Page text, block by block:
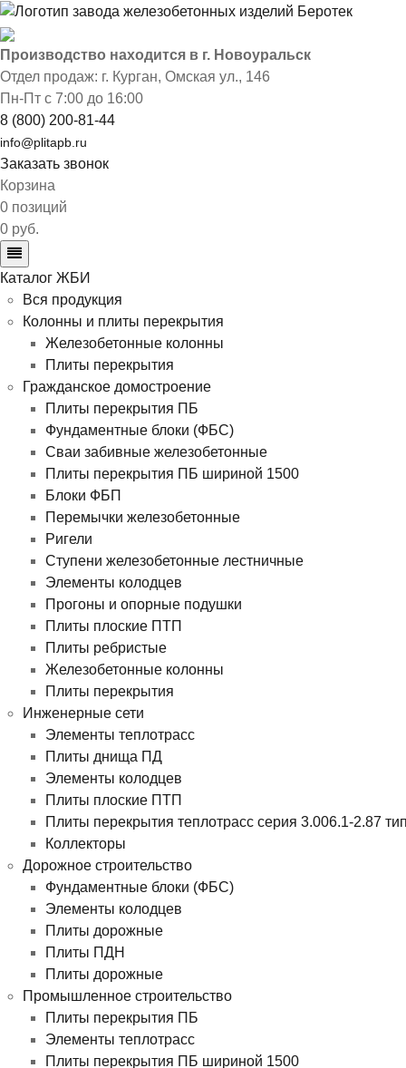
Производство находится в г. Новоуральск
Отдел продаж: г. Курган, Омская ул., 146
Пн-Пт с 7:00 до 16:00
8 (800) 200-81-44
info@plitapb.ru
Заказать звонок
Корзина
0 позиций
0 руб.
Каталог ЖБИ
Вся продукция
Колонны и плиты перекрытия
Железобетонные колонны
Плиты перекрытия
Гражданское домостроение
Плиты перекрытия ПБ
Фундаментные блоки (ФБС)
Сваи забивные железобетонные
Плиты перекрытия ПБ шириной 1500
Блоки ФБП
Перемычки железобетонные
Ригели
Ступени железобетонные лестничные
Элементы колодцев
Прогоны и опорные подушки
Плиты плоские ПТП
Плиты ребристые
Железобетонные колонны
Плиты перекрытия
Инженерные сети
Элементы теплотрасс
Плиты днища ПД
Элементы колодцев
Плиты плоские ПТП
Плиты перекрытия теплотрасс серия 3.006.1-2.87
Коллекторы
Дорожное строительство
Фундаментные блоки (ФБС)
Элементы колодцев
Плиты дорожные
Плиты ПДН
Плиты дорожные
Промышленное строительство
Плиты перекрытия ПБ
Элементы теплотрасс
Плиты перекрытия ПБ шириной 1500